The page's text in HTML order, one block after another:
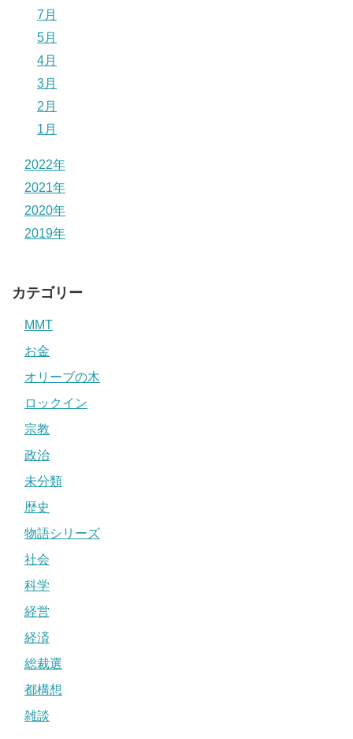
7月
5月
4月
3月
2月
1月
2022年
2021年
2020年
2019年
カテゴリー
MMT
お金
オリーブの木
ロックイン
宗教
政治
未分類
歴史
物語シリーズ
社会
科学
経営
経済
総裁選
都構想
雑談